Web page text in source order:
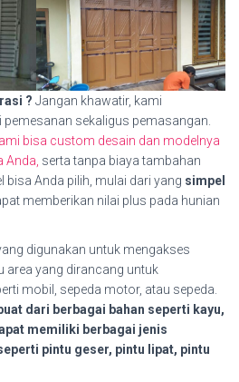
? Jangan khawatir, kami
sekaligus pemasangan.
bisa custom desain dan modelnya
Anda, serta tanpa biaya tambahan
bisa Anda pilih, mulai dari yang simpel
memberikan nilai plus pada hunian
digunakan untuk mengakses
area yang dirancang untuk
mobil, sepeda motor, atau sepeda.
dari berbagai bahan seperti kayu,
memiliki berbagai jenis
pintu geser, pintu lipat, pintu